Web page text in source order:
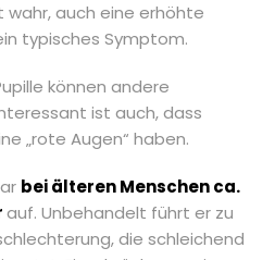
wahr, auch eine erhöhte
typisches Symptom.
können andere
ist auch, dass
„rote Augen“ haben.
bei älteren Menschen ca.
auf. Unbehandelt führt er zu
die schleichend